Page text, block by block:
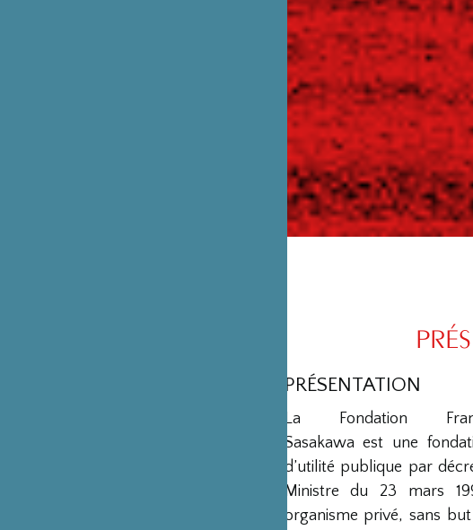
PRÉSENTATION
La Fondation
Sasakawa est une
d’utilité publique par
Ministre du 23 mars
organisme privé, sans